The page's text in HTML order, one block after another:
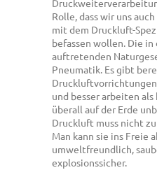
Rolle, dass wir uns
mit dem Druckluft-
befassen wollen. Die
auftretenden
Pneumatik. Es gibt
und besser arbeiten
überall auf der Erde
Druckluft muss nicht
Man kann sie ins Freie
umweltfreundlich,
explosionssicher.